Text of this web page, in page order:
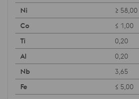
≥ 58,00
≤ 1,00
0,20
0,20
3,65
≤ 5,00